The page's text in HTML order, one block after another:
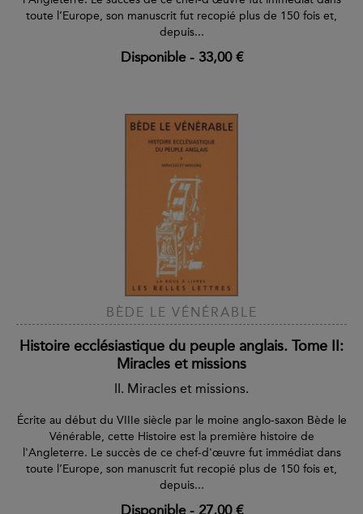
toute l’Europe, son manuscrit fut recopié plus de 150 fois et,
depuis...
Disponible- 33,00 €
BÈDE LE VÉNÉRABLE
Histoire ecclésiastique du peuple anglais. Tome II:
Miracles et missions
II. Miracles et missions.
Écrite au début du VIIIe siècle par le moine anglo-saxon Bède le
Vénérable, cette Histoire est la première histoire de
l'Angleterre. Le succès de ce chef-d'œuvre fut immédiat dans
toute l’Europe, son manuscrit fut recopié plus de 150 fois et,
depuis...
Disponible- 27,00 €